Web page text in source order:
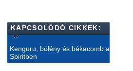
KAPCSOLÓDÓ CIKKEK:
Kenguru, bölény és békacomb a
Spiritben